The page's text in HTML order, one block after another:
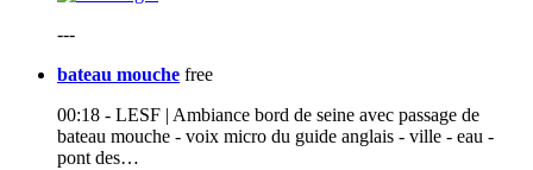
---
bateau mouche free
00:18 - LESF | Ambiance bord de seine avec passage de
bateau mouche - voix micro du guide anglais - ville - eau -
pont des…